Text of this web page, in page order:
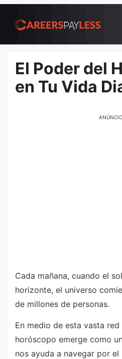
para
conteúdo
El Poder del
en Tu Vida
Cada mañana, cuando el
horizonte, el universo
de millones de personas.
En medio de esta vasta
horóscopo emerge como
nos ayuda a navegar por